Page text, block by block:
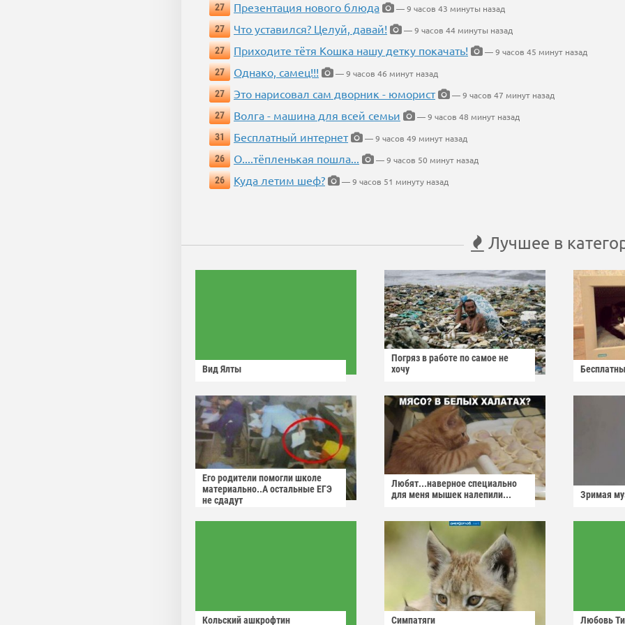
27 Презентация нового блюда
— 9 часов 43 минуты назад
27
Что уставился? Целуй, давай!
— 9 часов 44 минуты назад
27
Приходите тётя Кошка нашу детку покачать!
— 9 часов 45 минут назад
27
Однако, самец!!!
— 9 часов 46 минут назад
27
Это нарисовал сам дворник - юморист
— 9 часов 47 минут назад
27
Волга - машина для всей семьи
— 9 часов 48 минут назад
31
Бесплатный интернет
— 9 часов 49 минут назад
26
О....тёпленькая пошла...
— 9 часов 50 минут назад
26
Куда летим шеф? — 9 часов 51 минуту назад
Лучшее в
Вид Ялты
Погряз в работе по самое не
хочу
Его родители помогли школе
материально..А остальные ЕГЭ
не сдадут
Любят...наверное специально
для меня мышек налепили...
Зримая
Кольский ашкрофтин Симпатяги Любовь